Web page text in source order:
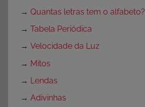
→ Quantas letras tem o alfabeto?
→ Tabela Periódica
→ Velocidade da Luz
→ Mitos
→ Lendas
→ Adivinhas